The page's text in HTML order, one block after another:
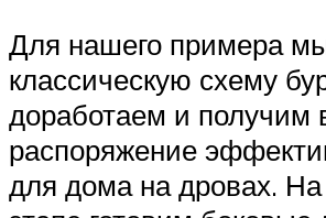
Для нашего примера
классическую схему
доработаем и получим
распоряжение
для дома на дровах.